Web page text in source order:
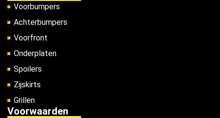
Voorbumpers
Achterbumpers
Voorfront
Onderplaten
Spoilers
Zijskirts
Grillen
Voorwaarden